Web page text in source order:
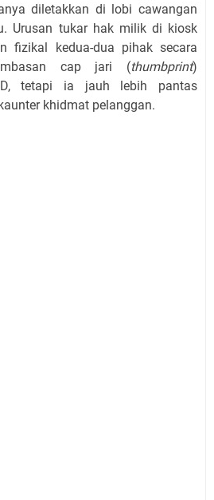
diletakkan di lobi cawangan
Urusan tukar hak milik di kiosk
fizikal kedua-dua pihak secara
cap jari (thumbprint)
tetapi ia jauh lebih pantas
khidmat pelanggan.